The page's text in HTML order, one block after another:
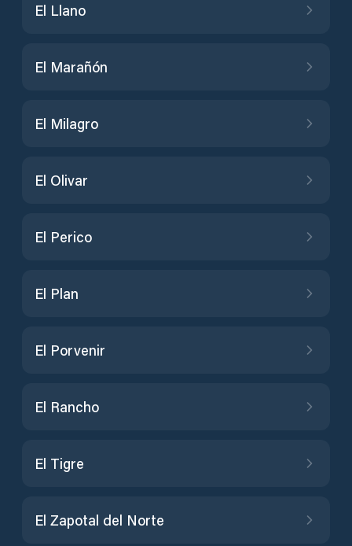
El Llano
El Marañón
El Milagro
El Olivar
El Perico
El Plan
El Porvenir
El Rancho
El Tigre
El Zapotal del Norte